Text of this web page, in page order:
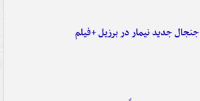
جنجال جدید نیمار در برزیل +فیلم